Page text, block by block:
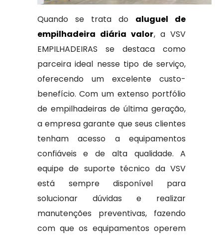
Quando se trata do aluguel de
empilhadeira diária valor, a VSV
EMPILHADEIRAS se destaca como
parceira ideal nesse tipo de serviço,
oferecendo um excelente custo-
benefício. Com um extenso portfólio
de empilhadeiras de última geração,
a empresa garante que seus clientes
tenham acesso a equipamentos
confiáveis e de alta qualidade. A
equipe de suporte técnico da VSV
está sempre disponível para
solucionar dúvidas e realizar
manutenções preventivas, fazendo
com que os equipamentos operem